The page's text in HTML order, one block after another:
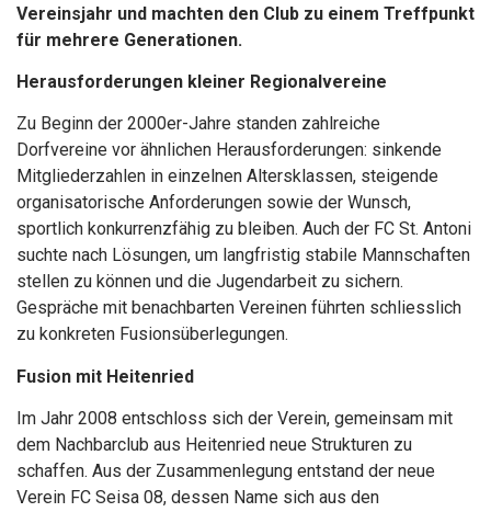
Vereinsjahr und machten den Club zu einem Treffpunkt
für mehrere Generationen.
Herausforderungen kleiner Regionalvereine
Zu Beginn der 2000er-Jahre standen zahlreiche
Dorfvereine vor ähnlichen Herausforderungen: sinkende
Mitgliederzahlen in einzelnen Altersklassen, steigende
organisatorische Anforderungen sowie der Wunsch,
sportlich konkurrenzfähig zu bleiben. Auch der FC St. Antoni
suchte nach Lösungen, um langfristig stabile Mannschaften
stellen zu können und die Jugendarbeit zu sichern.
Gespräche mit benachbarten Vereinen führten schliesslich
zu konkreten Fusionsüberlegungen.
Fusion mit Heitenried
Im Jahr 2008 entschloss sich der Verein, gemeinsam mit
dem Nachbarclub aus Heitenried neue Strukturen zu
schaffen. Aus der Zusammenlegung entstand der neue
Verein FC Seisa 08, dessen Name sich aus den